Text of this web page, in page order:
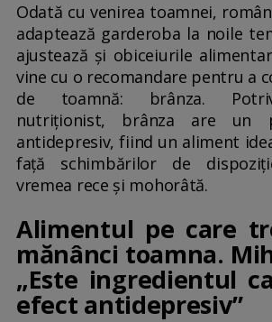
Odată cu venirea toamnei,
adaptează garderoba la noile
ajustează și obiceiurile
vine cu o recomandare pentru a
de toamnă: brânza.
nutriționist, brânza are un
antidepresiv, fiind un aliment
față schimbărilor de
vremea rece și mohorâtă.
Alimentul pe care
mănânci toamna.
„Este ingredientul
efect antidepresiv”